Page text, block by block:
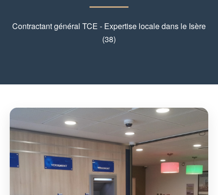
Contractant général TCE - Expertise locale dans le Isère
(38)